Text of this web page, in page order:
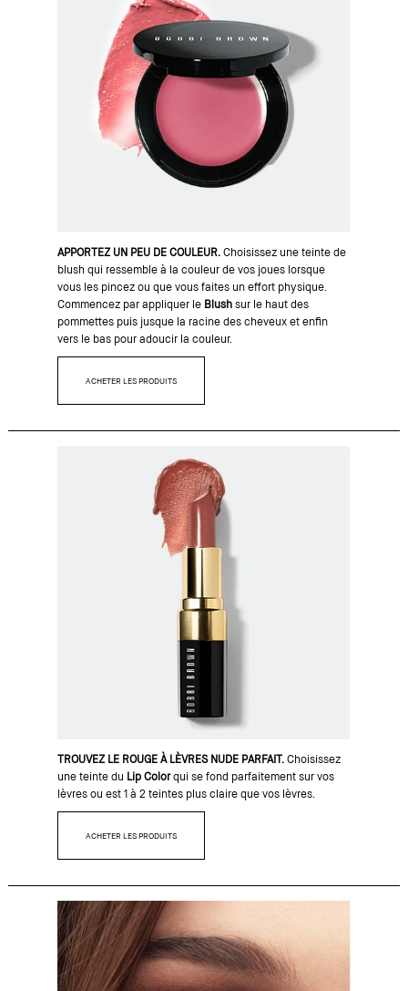
APPORTEZ UN PEU DE COULEUR.Choisissez une teinte de
blush qui ressemble à la couleur de vos joues lorsque
vous les pincez ou que vous faites un effort physique.
Commencez par appliquer le Blushsur le haut des
pommettes puis jusque la racine des cheveux et enfin
vers le bas pour adoucir la couleur.
ACHETER LES PRODUITS
TROUVEZ LE ROUGE À LÈVRES NUDE PARFAIT.Choisissez
une teinte du Lip Colorqui se fond parfaitement sur vos
lèvres ou est 1 à 2 teintes plus claire que vos lèvres.
ACHETER LES PRODUITS